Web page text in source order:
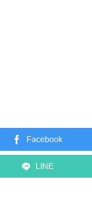
Facebook
LINE